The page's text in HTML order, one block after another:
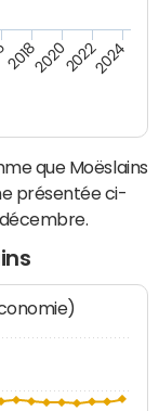
2018202020222024
que Moëslains
présentée ci-